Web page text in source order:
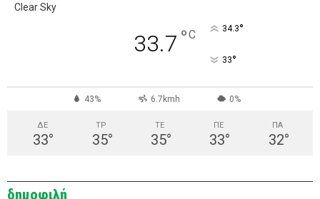
Clear Sky
33.7 °C 34.3°
33°
43% 6.7kmh 0%
ΔΕ
33°
ΤΡ
35°
ΤΕ
35°
ΠΕ
33°
ΠΑ
32°
δημοφιλή